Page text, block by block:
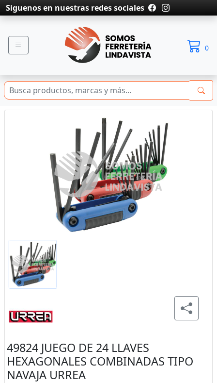
Siguenos en nuestras redes sociales
0
49824 JUEGO DE 24 LLAVES
HEXAGONALES COMBINADAS TIPO
NAVAJA URREA